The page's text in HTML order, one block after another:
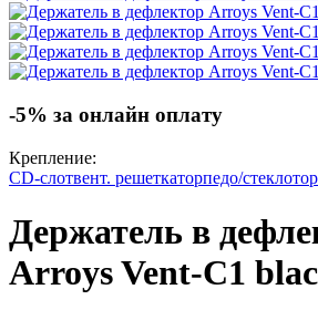
-5% за онлайн оплату
Крепление:
CD-слотвент. решеткаторпедо/стекло
Держатель в
Arroys Vent-C1